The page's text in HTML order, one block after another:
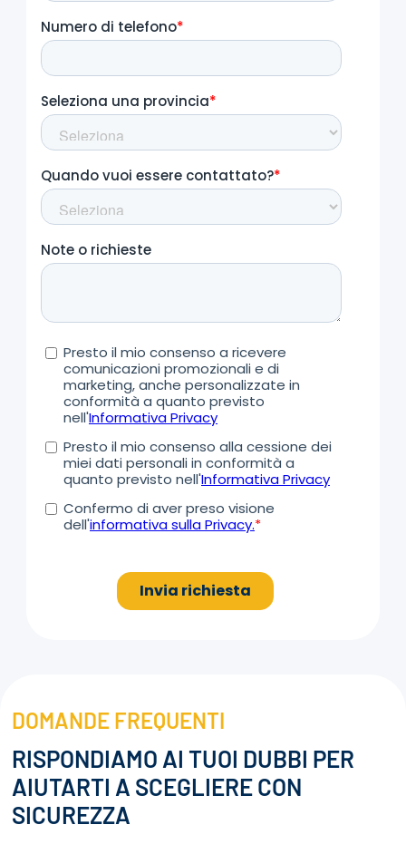
DOMANDE FREQUENTI
RISPONDIAMO AI TUOI DUBBI PER
AIUTARTI A SCEGLIERE CON
SICUREZZA